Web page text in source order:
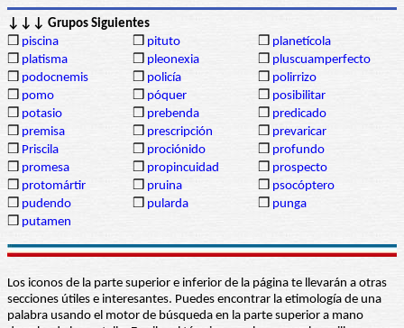
↓↓↓ Grupos Siguientes
❒ piscina ❒ pituto ❒ planetícola
❒ platisma ❒ pleonexia ❒ pluscuamperfecto
❒ podocnemis ❒ policía ❒ polirrizo
❒ pomo ❒ póquer ❒ posibilitar
❒ potasio ❒ prebenda ❒ predicado
❒ premisa ❒ prescripción ❒ prevaricar
❒ Priscila ❒ prociónido ❒ profundo
❒ promesa ❒ propincuidad ❒ prospecto
❒ protomártir ❒ pruina ❒ psocóptero
❒ pudendo ❒ pularda ❒ punga
❒ putamen
Los iconos de la parte superior e inferior de la página te llevarán a otras
secciones útiles e interesantes. Puedes encontrar la etimología de una
palabra usando el motor de búsqueda en la parte superior a mano